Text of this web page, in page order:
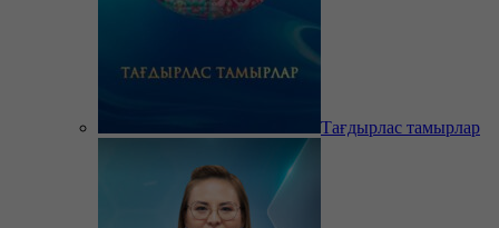
Тағдырлас тамырлар